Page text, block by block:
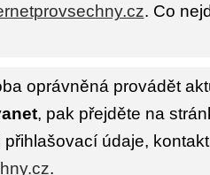
. Co
oprávněná provádět
, pak přejděte na
přihlašovací údaje,
.